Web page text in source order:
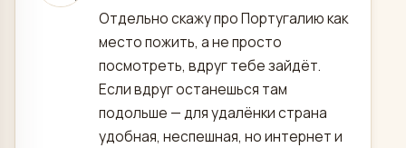
Отдельно скажу про Португалию как
место пожить, а не просто
посмотреть, вдруг тебе зайдёт.
Если вдруг останешься там
подольше — для удалёнки страна
удобная, неспешная, но интернет и